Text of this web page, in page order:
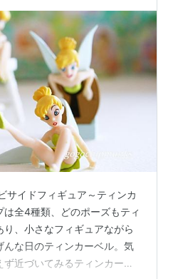
サイドフィギュア～ティンカ
全4種類、どのポーズもティ
、小さなフィギュアながら
な日のティンカーベル。気
近づいてみるティンカーベ